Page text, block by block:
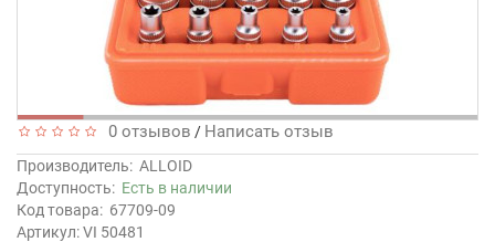
0 отзывов / Написать отзыв
Производитель: ALLOID
Доступность: Есть в наличии
Код товара: 67709-09
Артикул: VI 50481